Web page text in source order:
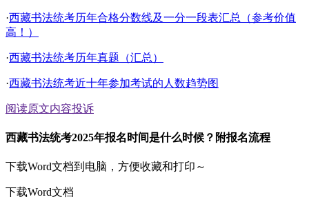
·西藏书法统考历年合格分数线及一分一段表汇总（参考价值
高！）
·西藏书法统考历年真题（汇总）
·西藏书法统考近十年参加考试的人数趋势图
阅读原文内容投诉
西藏书法统考2025年报名时间是什么时候？附报名流程
下载Word文档到电脑，方便收藏和打印～
下载Word文档